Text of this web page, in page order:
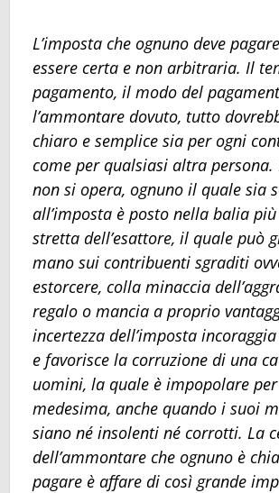
L’imposta che ognuno deve
essere certa e non arbitraria. Il
pagamento, il modo del
l’ammontare dovuto, tutto
chiaro e semplice sia per ogni
come per qualsiasi altra persona.
non si opera, ognuno il quale sia
all’imposta è posto nella balia
stretta dell’esattore, il quale può
mano sui contribuenti sgraditi
estorcere, colla minaccia
regalo o mancia a proprio
incertezza dell’imposta
e favorisce la corruzione di una
uomini, la quale è impopolare
medesima, anche quando i suoi
siano né insolenti né corrotti. La
dell’ammontare che ognuno è
pagare è affare di così grande